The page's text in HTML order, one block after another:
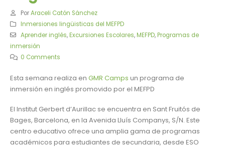
Por Araceli Catón Sánchez
Inmersiones lingüisticas del MEFPD
Aprender inglés,Excursiones Escolares,MEFPD,Programas de
inmersión
0 Comments
​Esta semana realiza en GMR Camps un programa de
inmersión en inglés promovido por el MEFPD
El Institut Gerbert d’Aurillac se encuentra en Sant Fruitós de
Bages, Barcelona, en la Avenida Lluís Companys, S/N. Este
centro educativo ofrece una amplia gama de programas
académicos para estudiantes de secundaria, desde ESO